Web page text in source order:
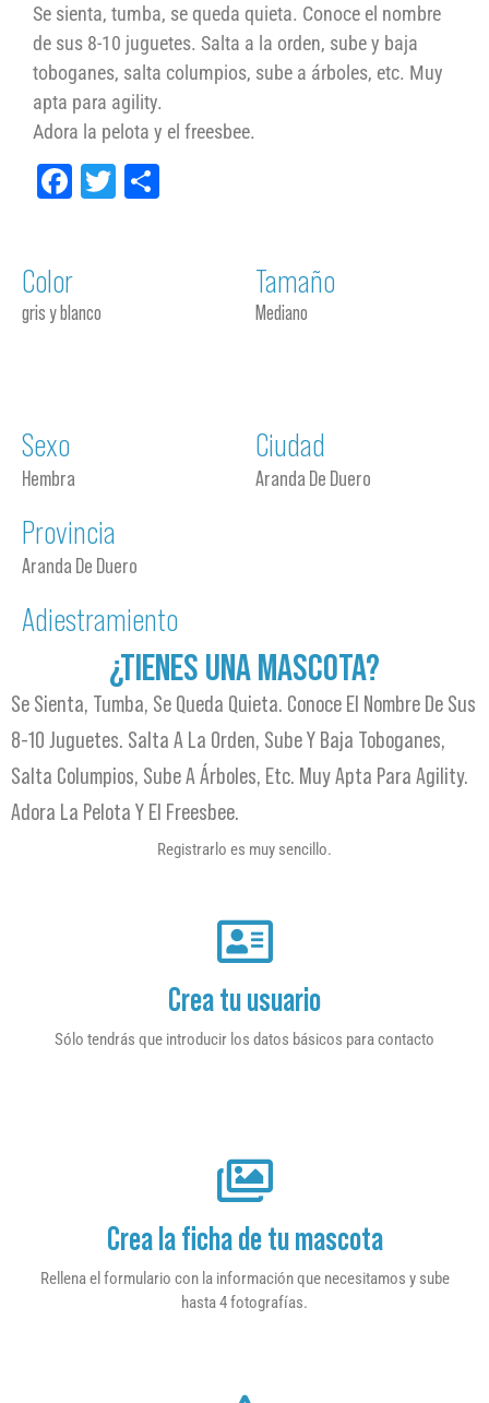
Se sienta, tumba, se queda quieta. Conoce el nombre
de sus 8-10 juguetes. Salta a la orden, sube y baja
toboganes, salta columpios, sube a árboles, etc. Muy
apta para agility.
Adora la pelota y el freesbee.
Facebook
Twitter
Color
gris y blanco
Tamaño
Mediano
Sexo
Hembra
Ciudad
Aranda De Duero
Provincia
Aranda De Duero
Adiestramiento
¿TIENES UNA MASCOTA?
Se Sienta, Tumba, Se Queda Quieta. Conoce El Nombre De Sus
8-10 Juguetes. Salta A La Orden, Sube Y Baja Toboganes,
Salta Columpios, Sube A Árboles, Etc. Muy Apta Para Agility.
Adora La Pelota Y El Freesbee.
Registrarlo es muy sencillo.
Crea tu usuario
Sólo tendrás que introducir los datos básicos para contacto
Crea la ficha de tu mascota
Rellena el formulario con la información que necesitamos y sube
hasta 4 fotografías.